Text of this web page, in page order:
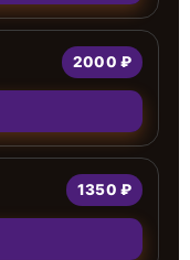
2000 ₽
1350 ₽